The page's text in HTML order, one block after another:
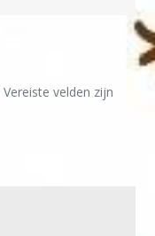
Vereiste velden zijn